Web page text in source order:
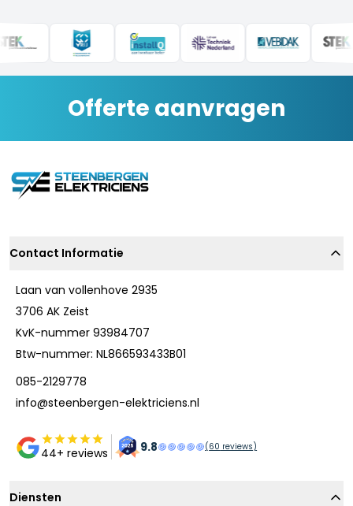
Offerte aanvragen
Contact Informatie
Laan van vollenhove 2935
3706 AK Zeist
KvK-nummer 93984707
Btw-nummer: NL866593433B01
085-2129778
info@steenbergen-elektriciens.nl
44+ reviews 9.8 (60 reviews)
Diensten